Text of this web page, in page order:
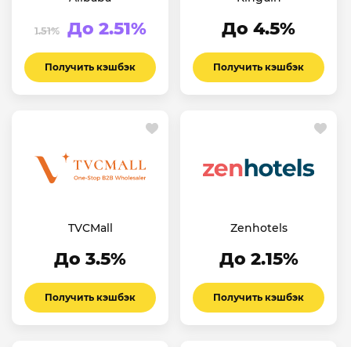
1.51% До 2.51%
Получить кэшбэк
До 4.5%
Получить кэшбэк
TVCMall
До 3.5%
Получить кэшбэк
Zenhotels
До 2.15%
Получить кэшбэк